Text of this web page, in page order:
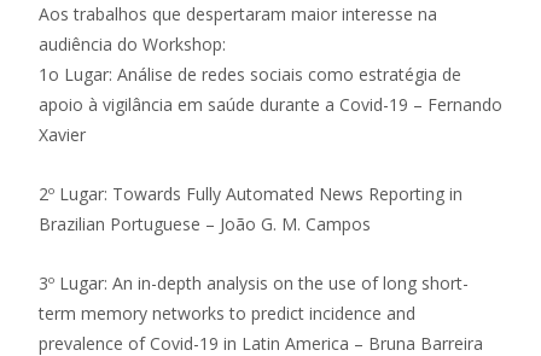
Aos trabalhos que despertaram maior interesse na
audiência do Workshop:
1o Lugar: Análise de redes sociais como estratégia de
apoio à vigilância em saúde durante a Covid-19 – Fernando
Xavier
2º Lugar: Towards Fully Automated News Reporting in
Brazilian Portuguese – João G. M. Campos
3º Lugar: An in-depth analysis on the use of long short-
term memory networks to predict incidence and
prevalence of Covid-19 in Latin America – Bruna Barreira